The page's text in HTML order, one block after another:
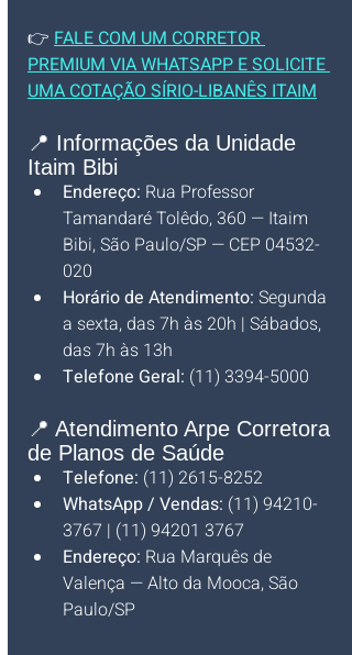
👉 FALE COM UM CORRETOR
PREMIUM VIA WHATSAPP E SOLICITE
UMA COTAÇÃO SÍRIO-LIBANÊS ITAIM
📍 Informações da Unidade
Itaim Bibi
Endereço: Rua Professor
Tamandaré Tolêdo, 360 — Itaim
Bibi, São Paulo/SP — CEP 04532-
020
Horário de Atendimento: Segunda
a sexta, das 7h às 20h | Sábados,
das 7h às 13h
Telefone Geral: (11) 3394-5000
📍 Atendimento Arpe Corretora
de Planos de Saúde
Telefone: (11) 2615-8252
WhatsApp / Vendas: (11) 94210-
3767 | (11) 94201 3767
Endereço: Rua Marquês de
Valença — Alto da Mooca, São
Paulo/SP